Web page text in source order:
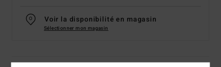
Voir la disponibilité en magasin
Sélectionner mon magasin